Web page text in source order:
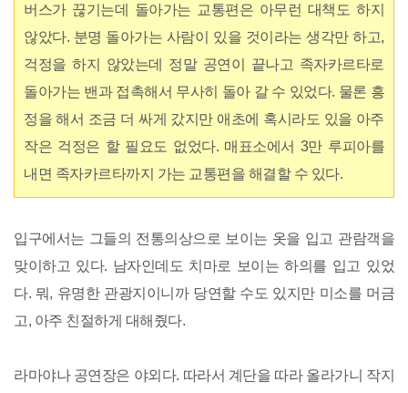
버스가 끊기는데 돌아가는 교통편은 아무런 대책도 하지
않았다. 분명 돌아가는 사람이 있을 것이라는 생각만 하고,
걱정을 하지 않았는데 정말 공연이 끝나고 족자카르타로
돌아가는 밴과 접촉해서 무사히 돌아 갈 수 있었다. 물론 흥
정을 해서 조금 더 싸게 갔지만 애초에 혹시라도 있을 아주
작은 걱정은 할 필요도 없었다. 매표소에서 3만 루피아를
내면 족자카르타까지 가는 교통편을 해결할 수 있다.
입구에서는 그들의 전통의상으로 보이는 옷을 입고 관람객을
맞이하고 있다. 남자인데도 치마로 보이는 하의를 입고 있었
다. 뭐, 유명한 관광지이니까 당연할 수도 있지만 미소를 머금
고, 아주 친절하게 대해줬다.
라마야나 공연장은 야외다. 따라서 계단을 따라 올라가니 작지